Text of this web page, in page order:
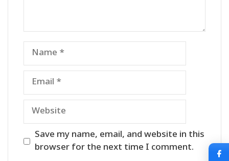
Name
Email
Website
Save my name, email, and website in this
browser for the next time I comment.